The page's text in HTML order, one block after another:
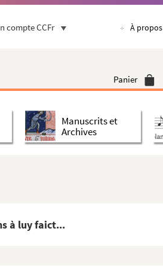
compte CCFr À propos
Panier
Manuscrits et
Archives
à luy faict...